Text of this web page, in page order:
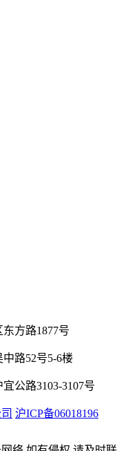
方路1877号
路52号5-6楼
公路3103-3107号
沪ICP备06018196